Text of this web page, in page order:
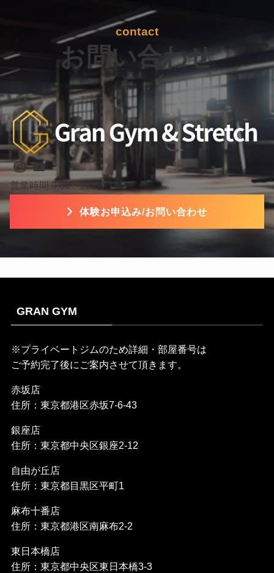
contact
お問い合わせ
Instagram
YouTube
営業時間:9:00〜22:00
体験お申込み/お問い合わせ
GRAN GYM
※プライベートジムのため詳細・部屋番号は
ご予約完了後にご案内させて頂きます。
赤坂店
住所：東京都港区赤坂7-6-43
銀座店
住所：東京都中央区銀座2-12
自由が丘店
住所：東京都目黒区平町1
麻布十番店
住所：東京都港区南麻布2-2
東日本橋店
住所：東京都中央区東日本橋3-3